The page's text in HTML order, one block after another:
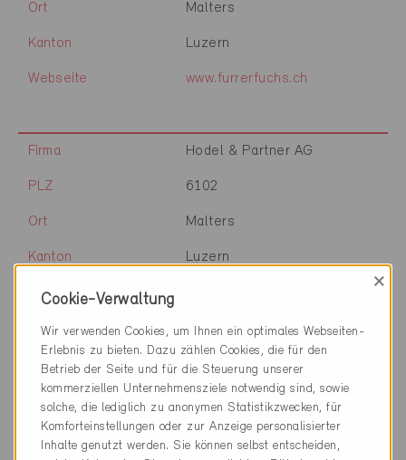
Ort Malters
Kanton Luzern
Webseite www.furrerfuchs.ch
Firma Hodel & Partner AG
PLZ 6102
Ort Malters
Kanton Luzern
Webseite
Firma
GAWO Gasser AG, Fenster +
Jalousien
PLZ 6110
Wolhusen
Cookie-Verwaltung
×
Wir verwenden Cookies, um Ihnen ein optimales Webseiten-
Erlebnis zu bieten. Dazu zählen Cookies, die für den
Betrieb der Seite und für die Steuerung unserer
kommerziellen Unternehmensziele notwendig sind, sowie
solche, die lediglich zu anonymen Statistikzwecken, für
Komforteinstellungen oder zur Anzeige personalisierter
Inhalte genutzt werden. Sie können selbst entscheiden,